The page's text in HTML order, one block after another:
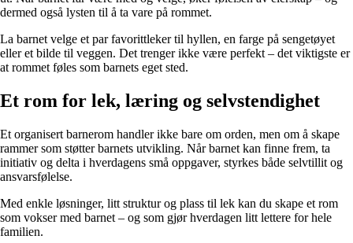
dermed også lysten til å ta vare på rommet.
La barnet velge et par favorittleker til hyllen, en farge på sengetøyet
eller et bilde til veggen. Det trenger ikke være perfekt – det viktigste er
at rommet føles som barnets eget sted.
Et rom for lek, læring og selvstendighet
Et organisert barnerom handler ikke bare om orden, men om å skape
rammer som støtter barnets utvikling. Når barnet kan finne frem, ta
initiativ og delta i hverdagens små oppgaver, styrkes både selvtillit og
ansvarsfølelse.
Med enkle løsninger, litt struktur og plass til lek kan du skape et rom
som vokser med barnet – og som gjør hverdagen litt lettere for hele
familien.